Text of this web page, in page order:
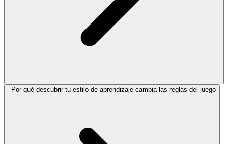
Por qué descubrir tu estilo de aprendizaje cambia las reglas del juego